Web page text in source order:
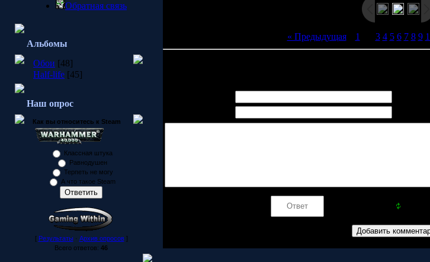
Обратная связь
Альбомы
Обои [48]
Half-life [45]
Наш опрос
Как вы относитесь к Steam
Классная штука
Равнодушен
Терпеть не могу
А что такое Steam
[ Результаты· Архив опросов]
Всего ответов: 46
« Предыдущая| 1 3 4 5 6 7 8 9